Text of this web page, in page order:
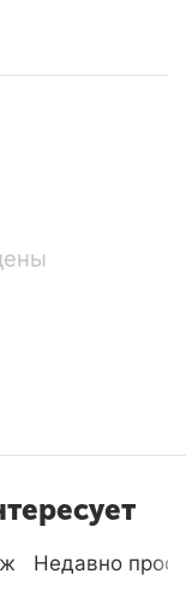
Недавно